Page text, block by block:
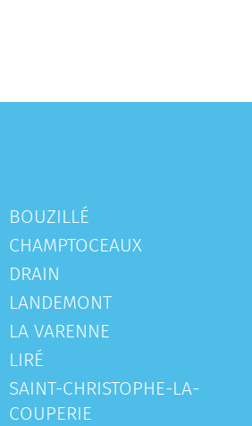
BOUZILLÉ
CHAMPTOCEAUX
DRAIN
LANDEMONT
LA VARENNE
LIRÉ
SAINT-CHRISTOPHE-LA-
COUPERIE